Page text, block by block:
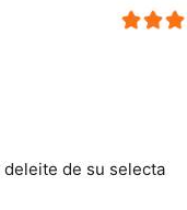
deleite de su selecta